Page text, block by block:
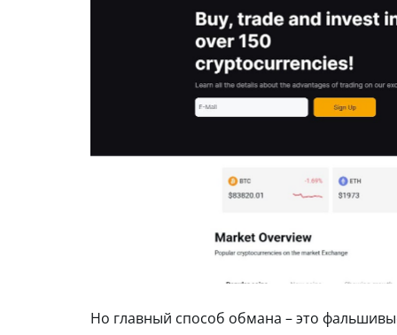
Но главный способ обмана – это